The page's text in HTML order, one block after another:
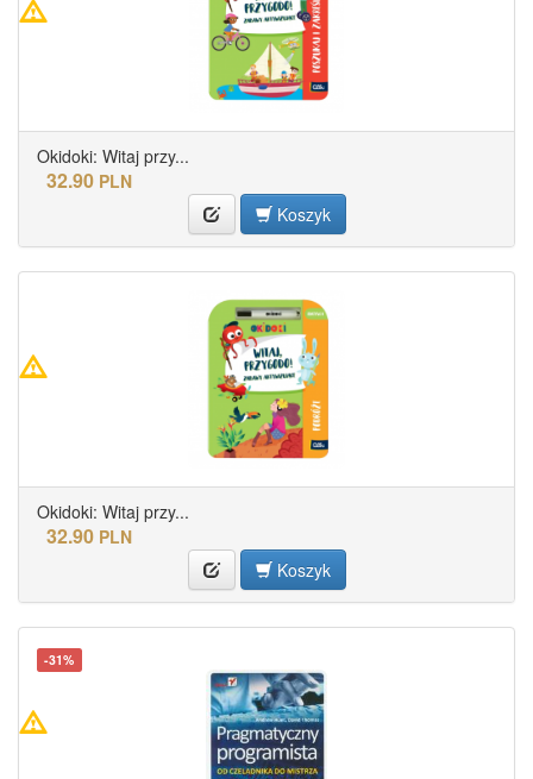
Okidoki: Witaj przy...
32.90 PLN
Koszyk
Okidoki: Witaj przy...
32.90 PLN
Koszyk
-31%